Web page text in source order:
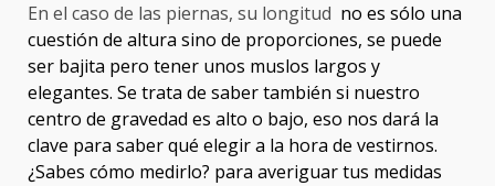
En el caso de las piernas, su longitud no es sólo una
cuestión de altura sino de proporciones, se puede
ser bajita pero tener unos muslos largos y
elegantes. Se trata de saber también si nuestro
centro de gravedad es alto o bajo, eso nos dará la
clave para saber qué elegir a la hora de vestirnos.
¿Sabes cómo medirlo? para averiguar tus medidas